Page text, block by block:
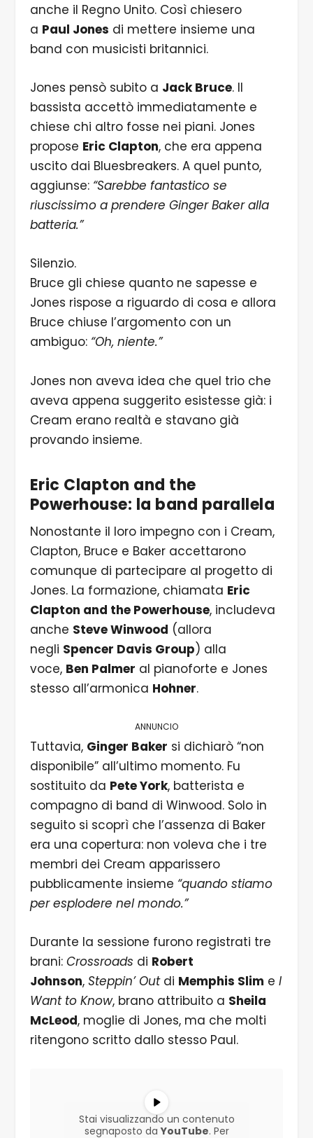
anche il Regno Unito. Così chiesero
a Paul Jones di mettere insieme una
band con musicisti britannici.
Jones pensò subito a Jack Bruce. Il
bassista accettò immediatamente e
chiese chi altro fosse nei piani. Jones
propose Eric Clapton, che era appena
uscito dai Bluesbreakers. A quel punto,
aggiunse: “Sarebbe fantastico se
riuscissimo a prendere Ginger Baker alla
batteria.”
Silenzio.
Bruce gli chiese quanto ne sapesse e
Jones rispose a riguardo di cosa e allora
Bruce chiuse l’argomento con un
ambiguo: “Oh, niente.”
Jones non aveva idea che quel trio che
aveva appena suggerito esistesse già: i
Cream erano realtà e stavano già
provando insieme.
Eric Clapton and the
Powerhouse: la band parallela
Nonostante il loro impegno con i Cream,
Clapton, Bruce e Baker accettarono
comunque di partecipare al progetto di
Jones. La formazione, chiamata Eric
Clapton and the Powerhouse, includeva
anche Steve Winwood (allora
negli Spencer Davis Group) alla
voce, Ben Palmer al pianoforte e Jones
stesso all’armonica Hohner.
ANNUNCIO
Tuttavia, Ginger Baker si dichiarò “non
disponibile” all’ultimo momento. Fu
sostituito da Pete York, batterista e
compagno di band di Winwood. Solo in
seguito si scoprì che l’assenza di Baker
era una copertura: non voleva che i tre
membri dei Cream apparissero
pubblicamente insieme “quando stiamo
per esplodere nel mondo.”
Durante la sessione furono registrati tre
brani: Crossroads di Robert
Johnson, Steppin’ Outdi Memphis Slim e I
Want to Know, brano attribuito a Sheila
McLeod, moglie di Jones, ma che molti
ritengono scritto dallo stesso Paul.
Stai visualizzando un contenuto
segnaposto daYouTube. Per